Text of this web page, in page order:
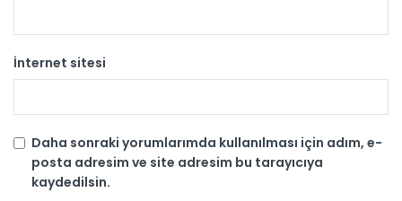
İnternet sitesi
Daha sonraki yorumlarımda kullanılması için adım, e-
posta adresim ve site adresim bu tarayıcıya
kaydedilsin.